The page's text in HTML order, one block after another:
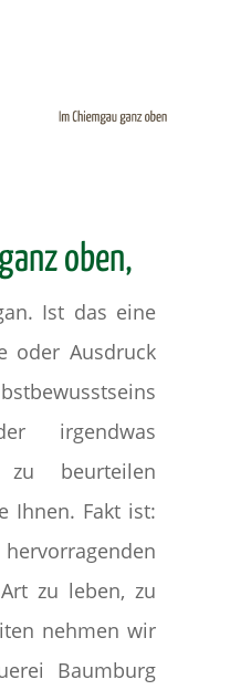
oben,
Ist das eine
oder Ausdruck
irgendwas
zu beurteilen
Ihnen. Fakt ist:
zu leben, zu
nehmen wir
Baumburg